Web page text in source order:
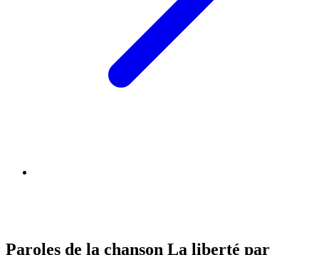
Paroles de la chanson La liberté par